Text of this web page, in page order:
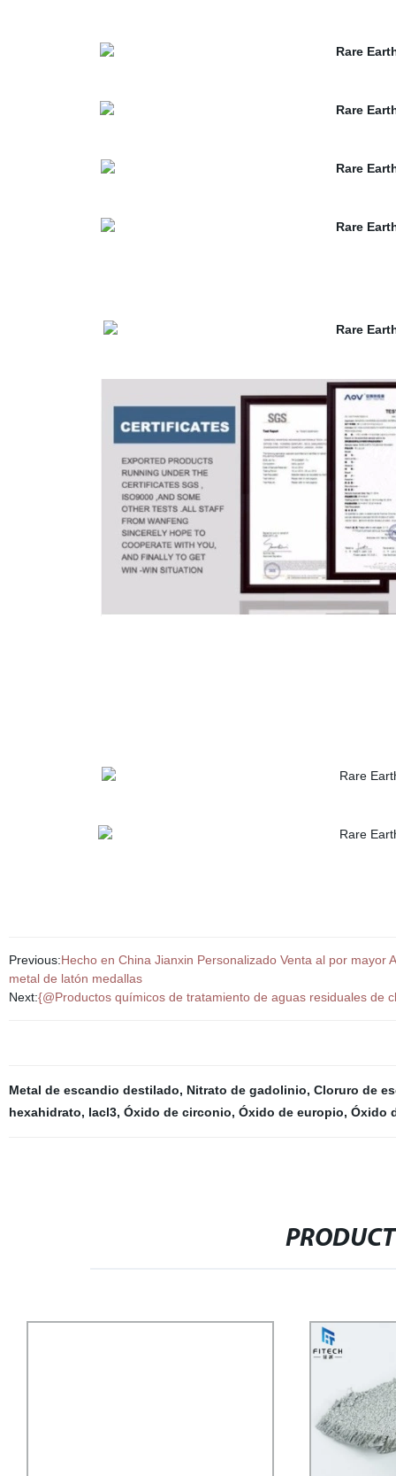
Previous:Hecho en China Jianxin Personalizado Venta al por
metal de latón medallas
Next:{@Productos químicos de tratamiento de aguas residuales de
Metal de escandio destilado, Nitrato de gadolinio, Cloruro de
hexahidrato, lacl3, Óxido de circonio, Óxido de europio, Óxido